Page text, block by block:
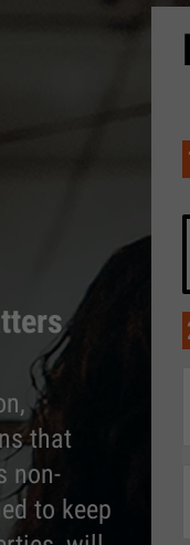
that
non-
to keep